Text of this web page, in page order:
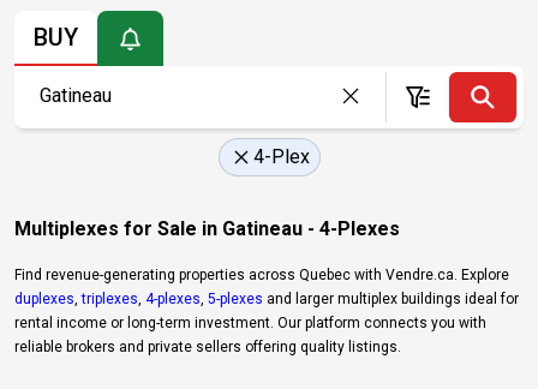
BUY
4-Plex
Multiplexes for Sale in Gatineau - 4-Plexes
Find revenue-generating properties across Quebec with Vendre.ca. Explore
duplexes ,triplexes 4-plexes 5-plexes and larger multiplex buildings ideal for
rental income or long-term investment. Our platform connects you with
reliable brokers and private sellers offering quality listings.